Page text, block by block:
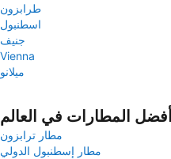
طرابزون
اسطنبول
جنيف
Vienna
ميلانو
أفضل المطارات في العالم
مطار ترابزون
مطار إسطنبول الدولي